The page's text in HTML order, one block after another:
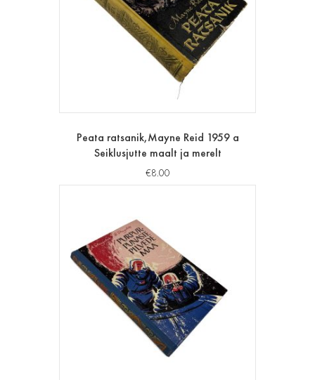
Peata ratsanik,Mayne Reid 1959 a
Seiklusjutte maalt ja merelt
€8.00